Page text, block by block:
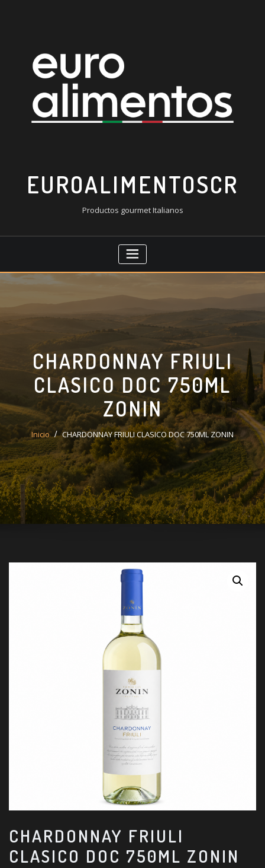
EUROALIMENTOSCR
Productos gourmet Italianos
CHARDONNAY FRIULI
CLASICO DOC 750ML
ZONIN
Inicio CHARDONNAY FRIULI CLASICO DOC 750ML ZONIN
CHARDONNAY FRIULI
CLASICO DOC 750ML ZONIN